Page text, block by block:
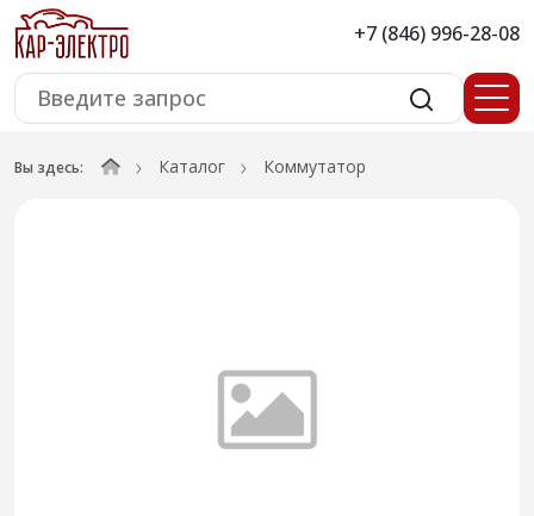
+7 (846) 996-28-08
Вы здесь: Каталог Коммутатор